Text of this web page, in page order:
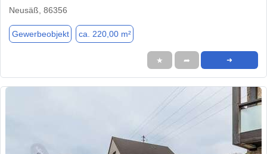
Neusäß, 86356
Gewerbeobjekt ca. 220,00 m²
★ ➦ ➜